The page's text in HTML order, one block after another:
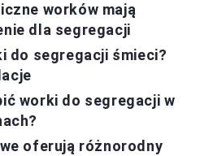
worków mają
dla segregacji
do segregacji śmieci?
worki do segregacji w
oferują różnorodny